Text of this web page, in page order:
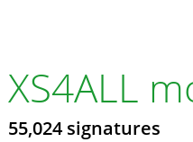
XS4ALL
55,024 signatures